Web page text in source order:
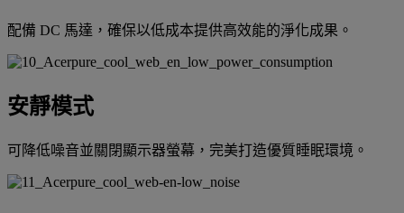
配備 DC 馬達，確保以低成本提供高效能的淨化成果。
安靜模式
可降低噪音並關閉顯示器螢幕，完美打造優質睡眠環境。